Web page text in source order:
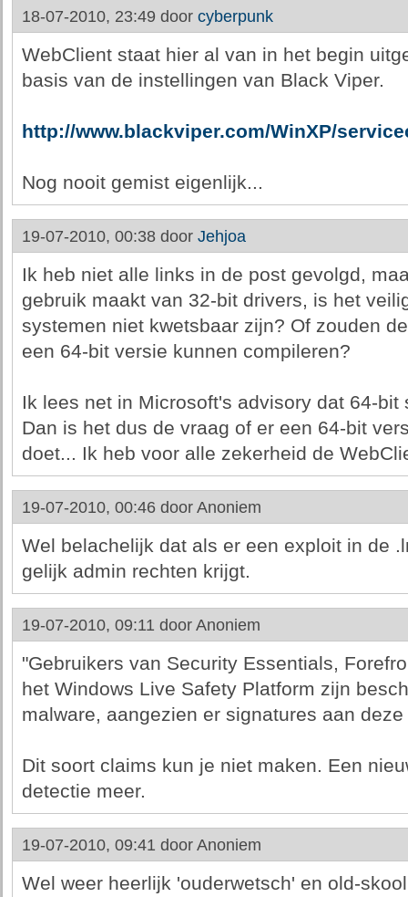
18-07-2010, 23:49 door cyberpunk
WebClient staat hier al van in het begin
basis van de instellingen van Black Viper.
http://www.blackviper.com/WinXP/
Nog nooit gemist eigenlijk...
19-07-2010, 00:38 door Jehjoa
Ik heb niet alle links in de post gevolgd,
gebruik maakt van 32-bit drivers, is het
systemen niet kwetsbaar zijn? Of zouden
een 64-bit versie kunnen compileren?
Ik lees net in Microsoft's advisory dat 64-
Dan is het dus de vraag of er een 64-bit
doet... Ik heb voor alle zekerheid de
19-07-2010, 00:46 door Anoniem
Wel belachelijk dat als er een exploit in de
gelijk admin rechten krijgt.
19-07-2010, 09:11 door Anoniem
"Gebruikers van Security Essentials,
het Windows Live Safety Platform zijn
malware, aangezien er signatures aan
Dit soort claims kun je niet maken. Een
detectie meer.
19-07-2010, 09:41 door Anoniem
Wel weer heerlijk 'ouderwetsch' en old-